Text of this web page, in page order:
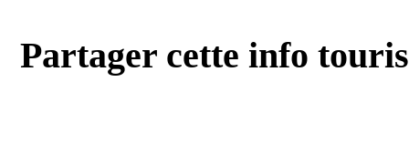
Partager cette info